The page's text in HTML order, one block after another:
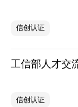
信创认证
信创认证